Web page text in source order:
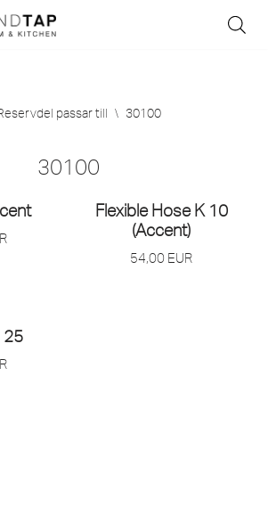
passar till \ 30100
30100
Flexible Hose K 10
(Accent)
54,00 EUR
25